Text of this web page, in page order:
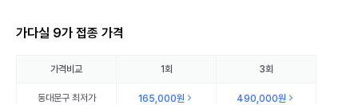
가다실 9가 접종 가격
가격비교 1회 3회
동대문구최저가 165,000원 490,000원